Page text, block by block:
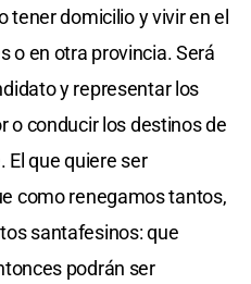
tener domicilio y vivir en el
o en otra provincia. Será
y representar los
o conducir los destinos de
El que quiere ser
como renegamos tantos,
santafesinos: que
podrán ser